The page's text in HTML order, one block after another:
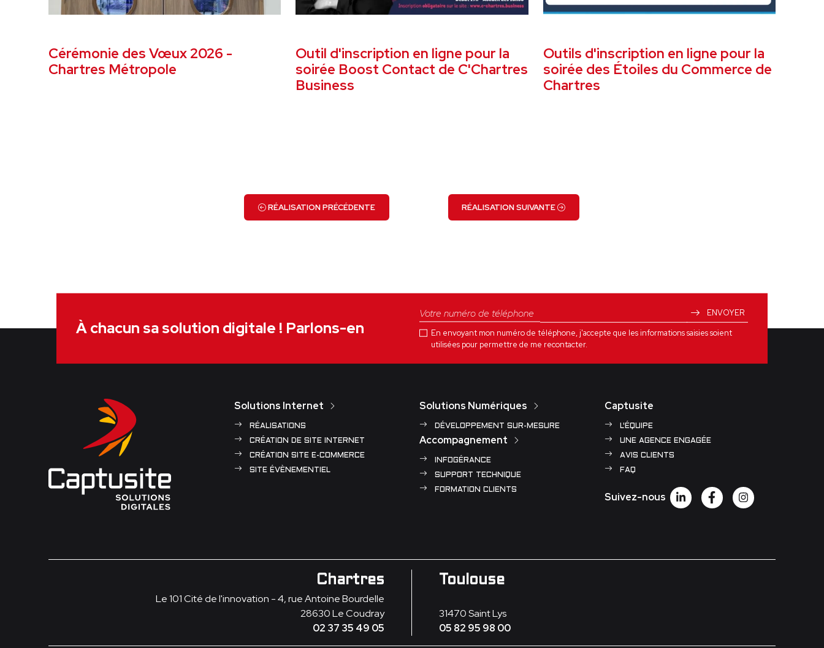
Cérémonie des Vœux 2026 -
Chartres Métropole
Outil d'inscription en ligne pour la
soirée Boost Contact de C'Chartres
Business
Outils d'inscription en ligne pour la
soirée des Étoiles du Commerce de
Chartres
RÉALISATION PRÉCÉDENTE RÉALISATION SUIVANTE
À chacun sa solution digitale ! Parlons-en
ENVOYER
En envoyant mon numéro de téléphone, j'accepte que les informations saisies soient
utilisées pour permettre de me recontacter.
Solutions Internet
RÉALISATIONS
CRÉATION DE SITE INTERNET
CRÉATION SITE E-COMMERCE
SITE ÉVÈNEMENTIEL
Solutions Numériques
DÉVELOPPEMENT SUR-MESURE
Accompagnement
INFOGÉRANCE
SUPPORT TECHNIQUE
FORMATION CLIENTS
Captusite
L'ÉQUIPE
UNE AGENCE ENGAGÉE
AVIS CLIENTS
FAQ
Suivez-nous
Chartres
Le 101 Cité de l'innovation - 4, rue Antoine Bourdelle
28630Le Coudray
02 37 35 49 05
Toulouse
31470Saint Lys
05 82 95 98 00